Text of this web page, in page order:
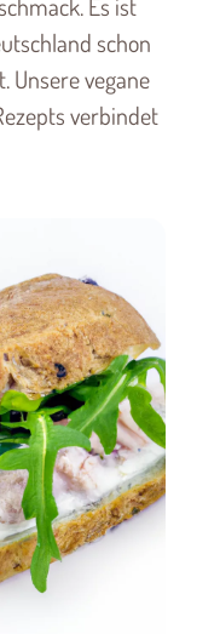
schon
Unsere vegane
verbindet